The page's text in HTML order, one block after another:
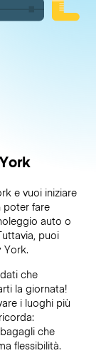
e vuoi iniziare
poter fare
auto o
puoi
York.
che
la giornata!
i luoghi più
che
flessibilità.